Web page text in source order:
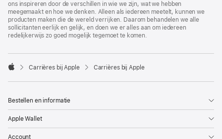
ons inspireren door de verschillen in wie we zijn, wat we hebben
meegemaakt en hoe we denken. Alleen als iedereen meetelt, kunnen we
producten maken die de wereld verrijken. Daarom behandelen we alle
sollicitanten eerlijk en gelijk, en doen we er alles aan om iedereen
redelijkerwijs zo goed mogelijk tegemoet te komen.

Carrières bij Apple Carrières bij Apple
Bestellen en informatie
Apple Wallet
Account